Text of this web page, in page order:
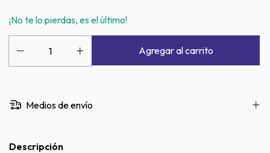
¡No te lo pierdas, es el último!
Medios de envío
Descripción